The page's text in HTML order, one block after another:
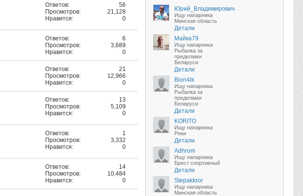
Ответов:
56
Просмотров:
21,128
Нравится:
0
Ответов:
6
Просмотров:
3,689
Нравится:
0
Ответов:
21
Просмотров:
12,966
Нравится:
0
Ответов:
13
Просмотров:
5,109
Нравится:
0
Ответов:
1
Просмотров:
3,332
Нравится:
0
Ответов:
14
Просмотров:
10,484
Нравится:
0
Юрий_Владимирович
Ищу напарника
Минская область
Детали
Майка79
Ищу напарника
Рыбалка за
пределами
Беларуси
Детали
Bion4ik
Ищу напарника
Рыбалка за
пределами
Беларуси
Детали
KORITO
Ищу напарника
Реки
Детали
Adhrom
Ищу напарника
Брест спортивный
Детали
Stepakkror
Ищу напарника
Минская область